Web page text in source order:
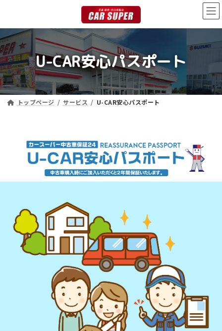
テ
ン
ツ
へ
ス
キ
ッ
ゲ
ー
シ
ョ
ン
に
移
U-CAR安心パスポート
トップページ サービス U-CAR安心パスポート